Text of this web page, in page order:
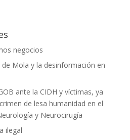
negocios
Mola y la desinformación en
ante la CIDH y víctimas, ya
de lesa humanidad en el
y Neurocirugía
ilegal